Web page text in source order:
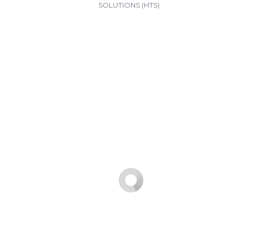
SOLUTIONS (HTS)